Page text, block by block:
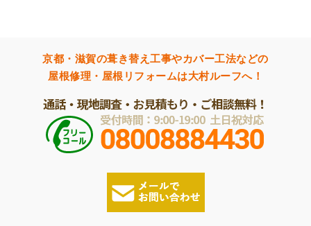
京都・滋賀の葺き替え工事やカバー工法などの
屋根修理・屋根リフォームは大村ルーフへ！